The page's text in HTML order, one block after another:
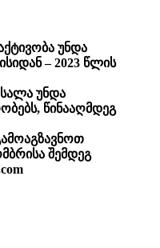
უნდა
– 2023 წლის
უნდა
წინააღმდეგ
შემდეგ